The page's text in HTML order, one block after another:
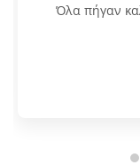
Όλα πήγαν καλά